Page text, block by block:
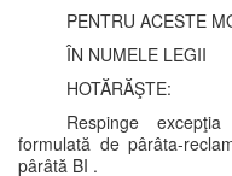
PENTRU ACESTE
ÎN NUMELE LEGII
HOTĂRĂŞTE:
Respinge
formulată de pârâta-
pârâtă BI .